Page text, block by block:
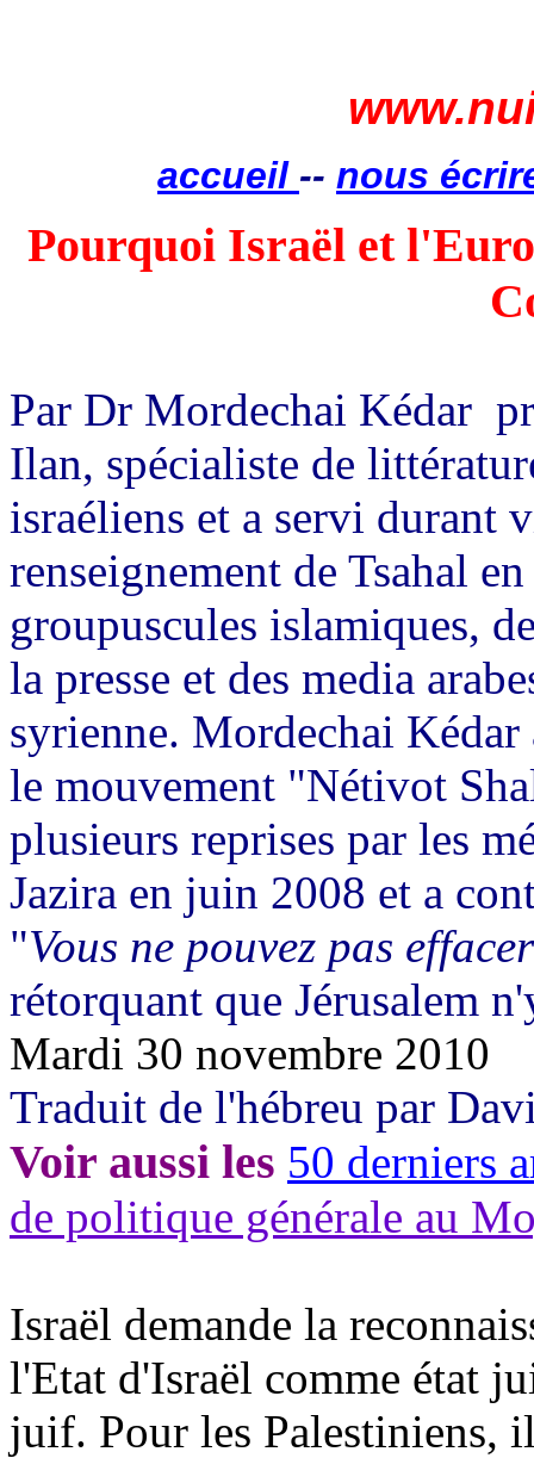
accueil -- nous
Pourquoi Israël et
Par Dr Mordechai Kédar
Ilan, spécialiste de
israéliens et a servi durant
renseignement de Tsahal
groupuscules islamiques,
la presse et des media
syrienne. Mordechai Kédar
le mouvement "Nétivot
plusieurs reprises par les
Jazira en juin 2008 et a
"Vous ne pouvez pas
rétorquant que Jérusalem
Mardi 30 novembre 2010
Traduit de l'hébreu par
Voir aussi les 50 derniers
de politique générale au
Israël demande la
l'Etat d'Israël comme état
juif. Pour les Palestiniens,